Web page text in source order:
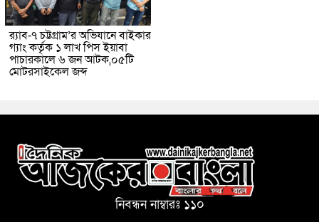
র‌্যাব-৭ চট্টগ্রাম’র অভিযানে বাইকার
গ্যাং কর্তৃক ১ লাখ পিস ইয়াবা
পাচারকালে ৬ জন আটক,০৫টি
মোটরসাইকেল জব্দ
নিবন্ধন নাম্বারঃ ১১০